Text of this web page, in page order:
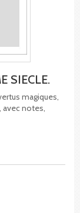
SIECLE.
magiques,
avec notes,